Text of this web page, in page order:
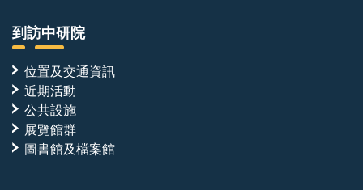
到訪中研院
位置及交通資訊
近期活動
公共設施
展覽館群
圖書館及檔案館